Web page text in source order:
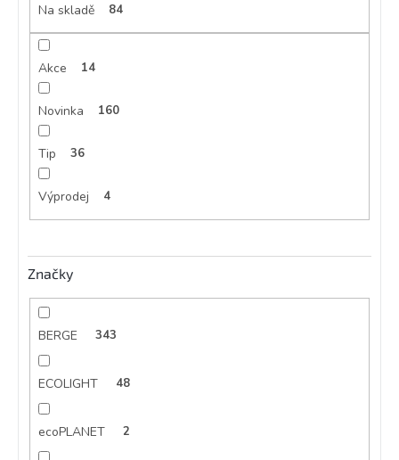
Na skladě 84
Akce 14
Novinka 160
Tip 36
Výprodej 4
Značky
BERGE 343
ECOLIGHT 48
ecoPLANET 2